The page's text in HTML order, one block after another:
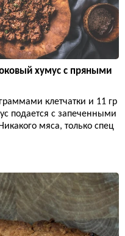
хумус с пряными
клетчатки и 11 гр
подается с запеченными
мяса, только спец